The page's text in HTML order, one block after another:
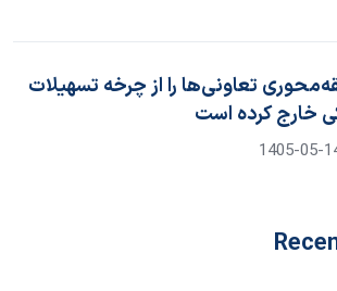
تعاونی‌ها را از چرخه تسهیلات
خارج کرده است
1405-05-